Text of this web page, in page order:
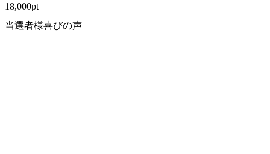
18,000pt
当選者様喜びの声